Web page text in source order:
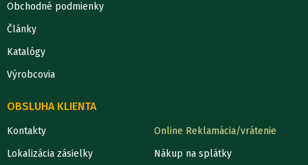
Obchodné podmienky
Články
Katalógy
Výrobcovia
OBSLUHA KLIENTA
Kontakty
Lokalizácia zásielky
Online Reklamácia/vrátenie
Nákup na splátky